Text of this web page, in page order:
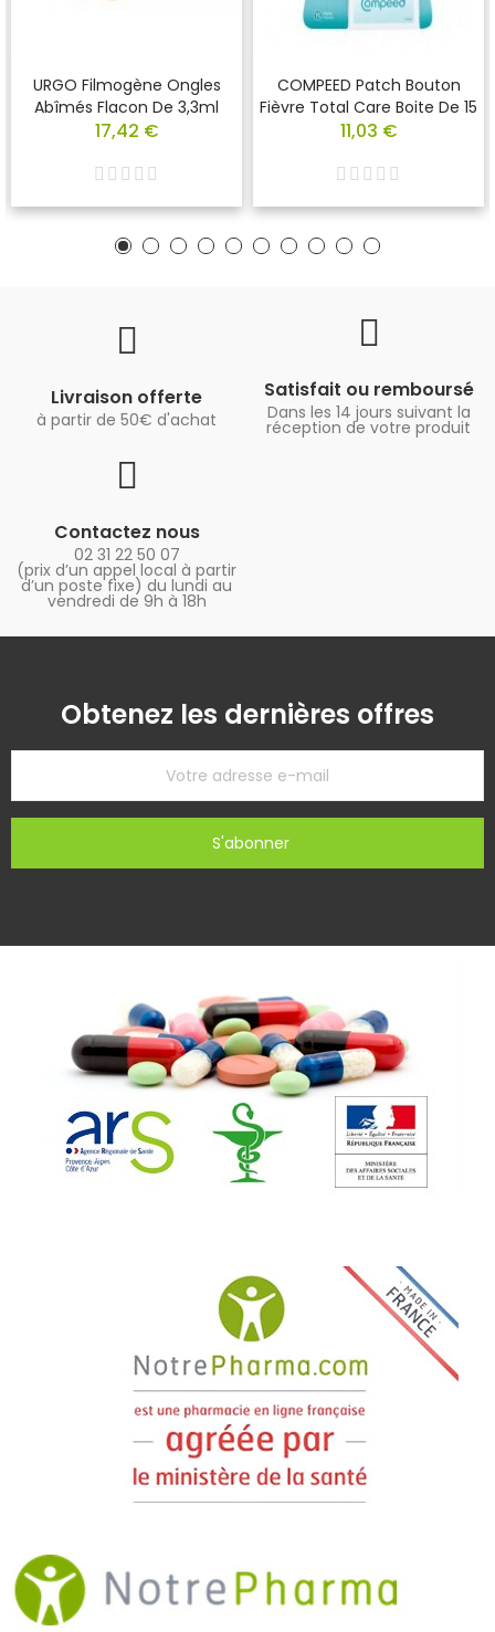
URGO Filmogène Ongles
Abîmés Flacon De 3,3ml
17,42 €
COMPEED Patch Bouton
Fièvre Total Care Boite De 15
11,03 €
Livraison offerte
à partir de 50€ d'achat
Satisfait ou remboursé
Dans les 14 jours suivant la
réception de votre produit
Contactez nous
02 31 22 50 07
(prix d’un appel local à partir
d’un poste fixe) du lundi au
vendredi de 9h à 18h
Obtenez les dernières offres
S'abonner